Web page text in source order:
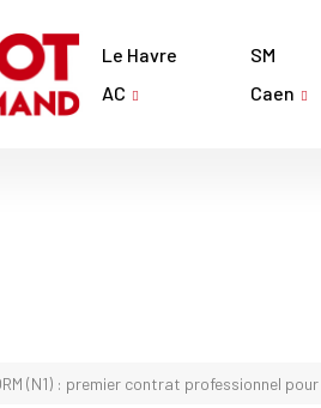
Le Havre
AC
SM
Caen
(N1) : premier contrat professionnel